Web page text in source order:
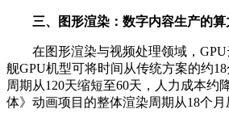
三、图形渲染：数字内容生产的算
在图形渲染与视频处理领域，GPU
舰GPU机型可将时间从传统方案的约
周期从120天缩短至60天，人力成本
体》动画项目的整体渲染周期从18个